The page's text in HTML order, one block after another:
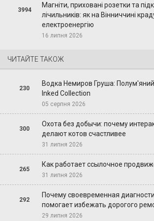
3994
Магніти, приховані розетки та
лічильників: як на Вінниччині
електроенергію
16 липня 2026
ЧИТАЙТЕ ТАКОЖ
230
Водка Немиров Груша:
Inked Collection
05 серпня 2026
300
Охота без добычи: почему
делают котов счастливее
31 липня 2026
265
Как работает ссылочное
31 липня 2026
292
Почему своевременная
помогает избежать дорогого
29 липня 2026